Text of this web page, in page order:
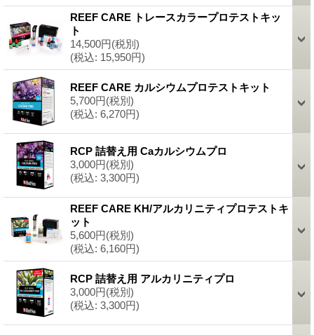
REEF CARE トレースカラープロテストキッ
ト
14,500円(税別)
(税込: 15,950円)
REEF CARE カルシウムプロテストキット
5,700円(税別)
(税込: 6,270円)
RCP 詰替え用 Caカルシウムプロ
3,000円(税別)
(税込: 3,300円)
REEF CARE KH/アルカリニティプロテストキ
ット
5,600円(税別)
(税込: 6,160円)
RCP 詰替え用 アルカリニティプロ
3,000円(税別)
(税込: 3,300円)